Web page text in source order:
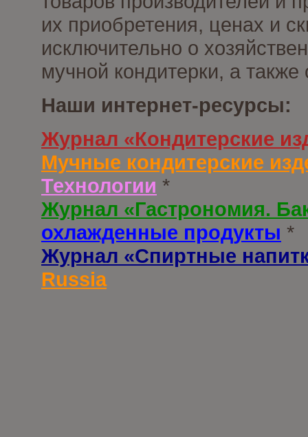
их приобретения, ценах и
исключительно о
мучной кондитерки, а
Наши интернет-ресурсы:
Журнал «Кондитерские
Мучные кондитерские
Технологии *
Журнал «Гастрономия.
охлажденные продукты *
Журнал «Спиртные
Russia